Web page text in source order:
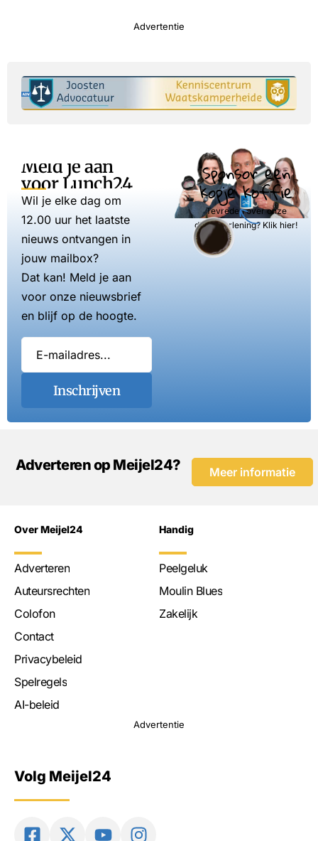
Advertentie
Meld je aan
voor Lunch24
Wil je elke dag om
12.00 uur het laatste
nieuws ontvangen in
jouw mailbox?
Dat kan! Meld je aan
voor onze nieuwsbrief
en blijf op de hoogte.
Inschrijven
Sponsor een
kopje koffie
Tevreden over onze
dienstverlening? Klik hier!
Adverteren op Meijel24? Meer informatie
Over Meijel24
Adverteren
Auteursrechten
Colofon
Contact
Privacybeleid
Spelregels
AI-beleid
Handig
Peelgeluk
Moulin Blues
Zakelijk
Advertentie
Volg Meijel24